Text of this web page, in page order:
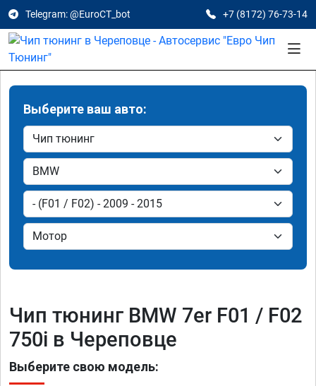
Telegram: @EuroCT_bot +7 (8172) 76-73-14
Выберите ваш авто:
Чип тюнинг BMW 7er F01 / F02
750i в Череповце
Выберите свою модель: